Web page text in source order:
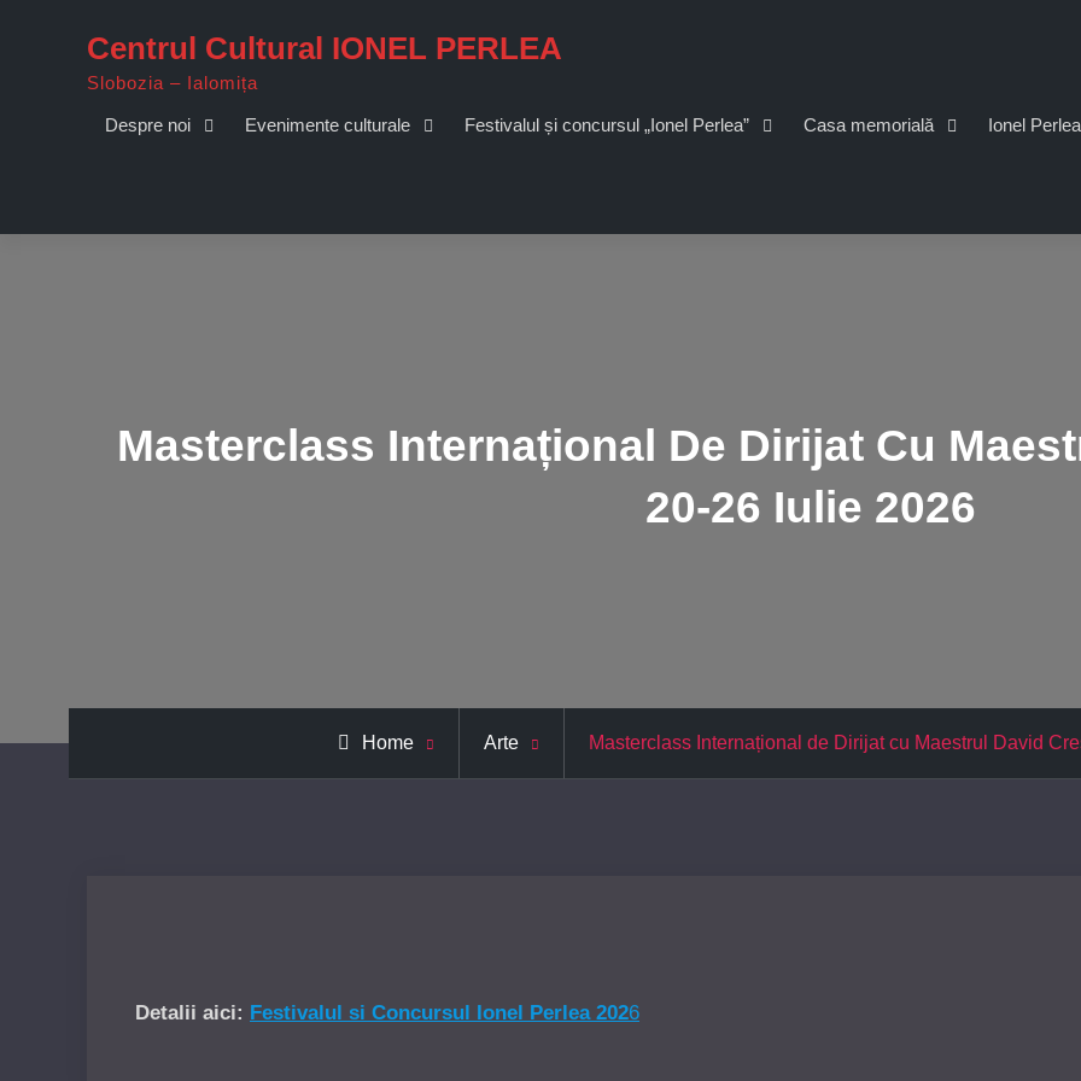
Centrul Cultural IONEL PERLEA
Slobozia – Ialomița
Despre noi Evenimente culturale Festivalul și concursul „Ionel Perlea” Casa memorială Ionel Perlea
Masterclass Internațional De Dirijat Cu
20-26 Iulie 2026
Home Arte Masterclass Internațional de Dirijat cu Maestrul David
Detalii aici: Festivalul si Concursul Ionel Perlea 2026